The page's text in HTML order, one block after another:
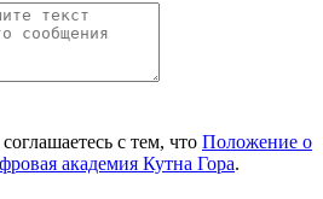
с тем, что Положение о
академия Кутна Гора.